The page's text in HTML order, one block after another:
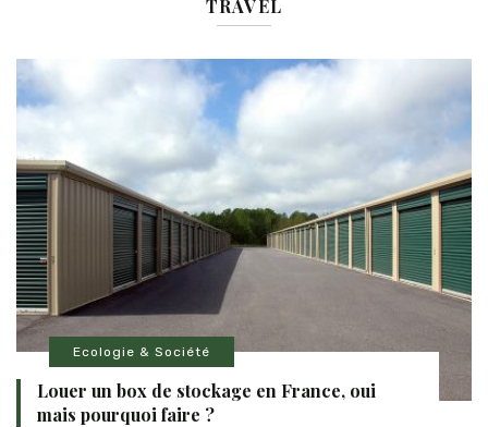
TRAVEL
Ecologie & Société
Louer un box de stockage en France, oui
mais pourquoi faire ?